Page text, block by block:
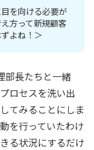
を向ける必要が
方って新規顧客
よね！＞
部長たちと一緒
ロセスを洗い出
てみることにしま
を行っていたわけ
る状況にするだけ